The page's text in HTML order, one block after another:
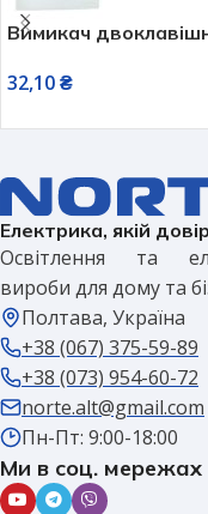
Вимикач
32,10₴
Електрика, якій
Освітлення та
вироби для дому та
Полтава, Україна
+38 (067) 375-59-89
+38 (073) 954-60-72
norte.alt@gmail.com
Пн-Пт: 9:00-18:00
Ми в соц. мережах